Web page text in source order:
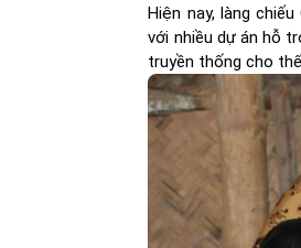
Hiện nay, làng
với nhiều dự án hỗ
truyền thống cho